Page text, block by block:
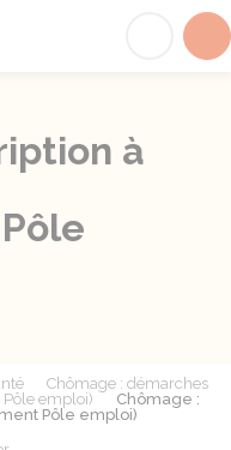
à
Chômage : démarches
emploi)
Chômage :
Pôle emploi)